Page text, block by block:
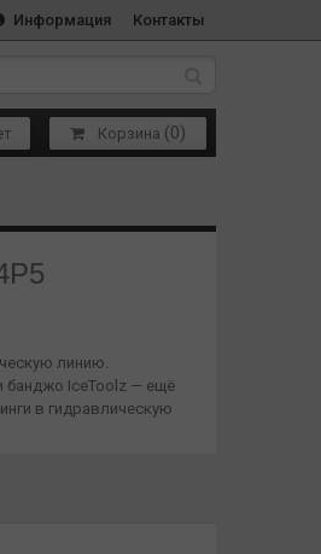
Информация Контакты
Корзина (0)
линию.
банджо IceToolz — ещё
в гидравлическую
может застрять в